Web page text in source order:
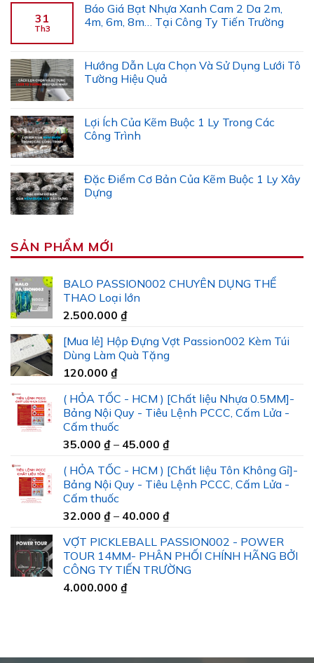
31
Th3
Báo Giá Bạt Nhựa Xanh Cam 2 Da 2m,
4m, 6m, 8m… Tại Công Ty Tiến Trường
Hướng Dẫn Lựa Chọn Và Sử Dụng Lưới Tô
Tường Hiệu Quả
Lợi Ích Của Kẽm Buộc 1 Ly Trong Các
Công Trình
Đặc Điểm Cơ Bản Của Kẽm Buộc 1 Ly Xây
Dựng
SẢN PHẨM MỚI
BALO PASSION002 CHUYÊN DỤNG THỂ
THAO Loại lớn
2.500.000 ₫
[Mua lẻ] Hộp Đựng Vợt Passion002 Kèm Túi
Dùng Làm Quà Tặng
120.000 ₫
( HỎA TỐC - HCM ) [Chất liệu Nhựa 0.5MM]-
Bảng Nội Quy - Tiêu Lệnh PCCC, Cấm Lửa -
Cấm thuốc
35.000 ₫ – 45.000 ₫Khoảng
từ
35.000 ₫
45.000 ₫
( HỎA TỐC - HCM ) [Chất liệu Tôn Không Gỉ]-
Bảng Nội Quy - Tiêu Lệnh PCCC, Cấm Lửa -
Cấm thuốc
32.000 ₫ – 40.000 ₫Khoảng
từ
32.000 ₫
đến
VỢT PICKLEBALL PASSION002 - POWER
TOUR 14MM- PHÂN PHỐI CHÍNH HÃNG BỞI
CÔNG TY TIẾN TRƯỜNG
4.000.000 ₫